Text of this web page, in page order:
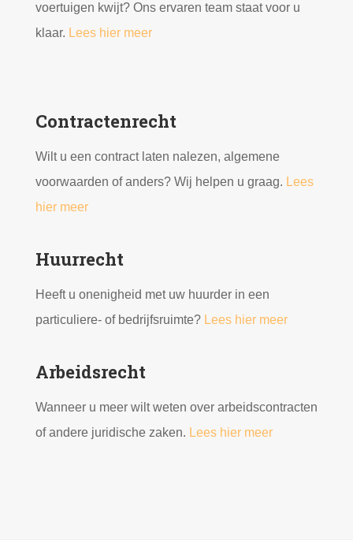
voertuigen kwijt? Ons ervaren team staat voor u
klaar. Lees hier meer
Contractenrecht
Wilt u een contract laten nalezen, algemene
voorwaarden of anders? Wij helpen u graag. Lees
hier meer
Huurrecht
Heeft u onenigheid met uw huurder in een
particuliere- of bedrijfsruimte? Lees hier meer
Arbeidsrecht
Wanneer u meer wilt weten over arbeidscontracten
of andere juridische zaken. Lees hier meer